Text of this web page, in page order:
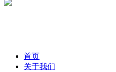
首页
关于我们